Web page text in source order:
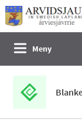
Välkommen
till
tjänster
Norrbottens
enämnd
Meny